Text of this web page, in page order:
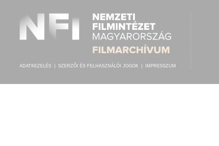
ADATKEZELÉS SZERZŐI ÉS FELHASZNÁLÓI JOGOK IMPRESSZUM